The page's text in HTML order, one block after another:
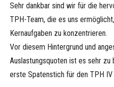
Sehr dankbar sind wir für die
TPH-Team, die es uns
Kernaufgaben zu konzentrieren.
Vor diesem Hintergrund und
Auslastungsquoten ist es sehr
erste Spatenstich für den TPH